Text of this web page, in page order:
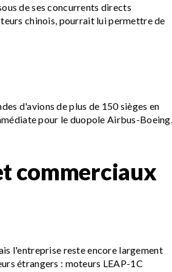
de ses concurrents directs
chinois, pourrait lui permettre de
d'avions de plus de 150 sièges en
pour le duopole Airbus-Boeing,
commerciaux
l'entreprise reste encore largement
étrangers : moteurs LEAP-1C